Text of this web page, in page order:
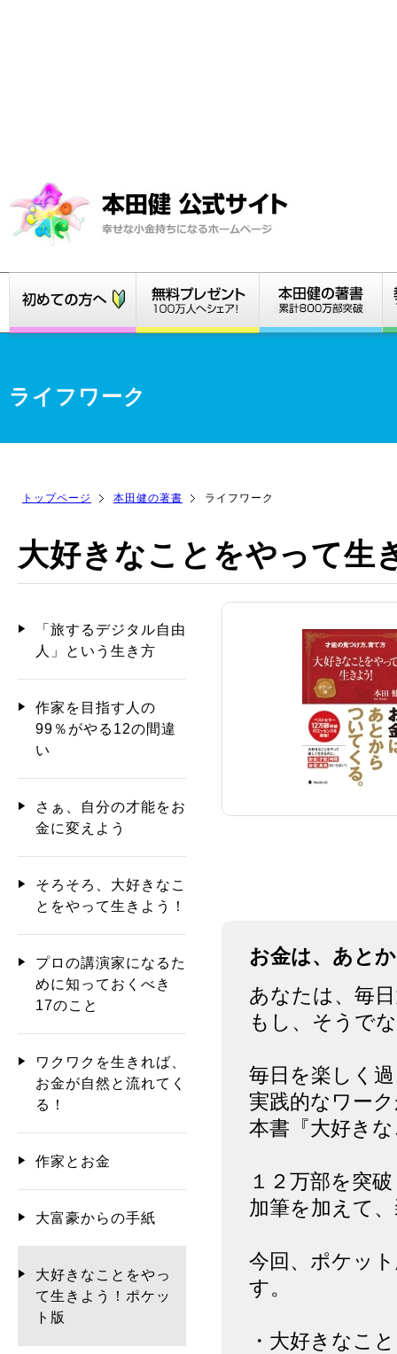
ライフワーク
トップページ 本田健の著書 ライフワーク
大好きなことをやって生
お金は、あと
あなたは、毎
もし、そうで
毎日を楽しく
実践的なワー
本書『大好き
１２万部を突
加筆を加えて
今回、ポケッ
す。
・大好きなこ
「旅するデジタル自由
人」という生き方
作家を目指す人の
99％がやる12の間違
い
さぁ、自分の才能をお
金に変えよう
そろそろ、大好きなこ
とをやって生きよう！
プロの講演家になるた
めに知っておくべき
17のこと
ワクワクを生きれば、
お金が自然と流れてく
る！
作家とお金
大富豪からの手紙
大好きなことをやっ
て生きよう！ポケッ
ト版